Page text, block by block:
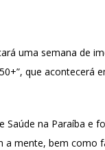
uma semana de
que acontecerá
na Paraíba e
mente, bem como